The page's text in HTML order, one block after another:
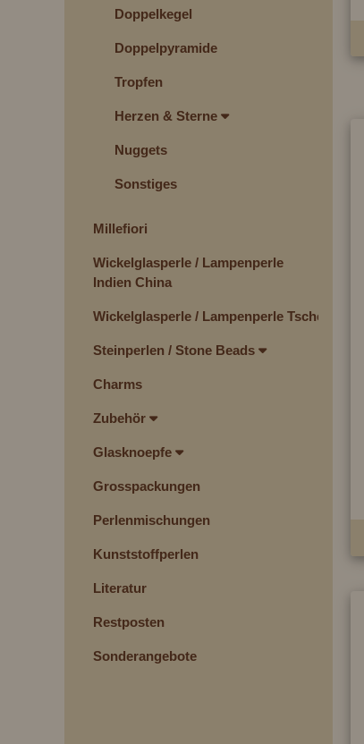
Doppelkegel
Doppelpyramide
Tropfen
Herzen & Sterne
Nuggets
Sonstiges
Millefiori
Wickelglasperle / Lampenperle
Indien China
Wickelglasperle / Lampenperle Tschechien
Steinperlen / Stone Beads
Charms
Zubehör
Glasknoepfe
Grosspackungen
Perlenmischungen
Kunststoffperlen
Literatur
Restposten
Sonderangebote